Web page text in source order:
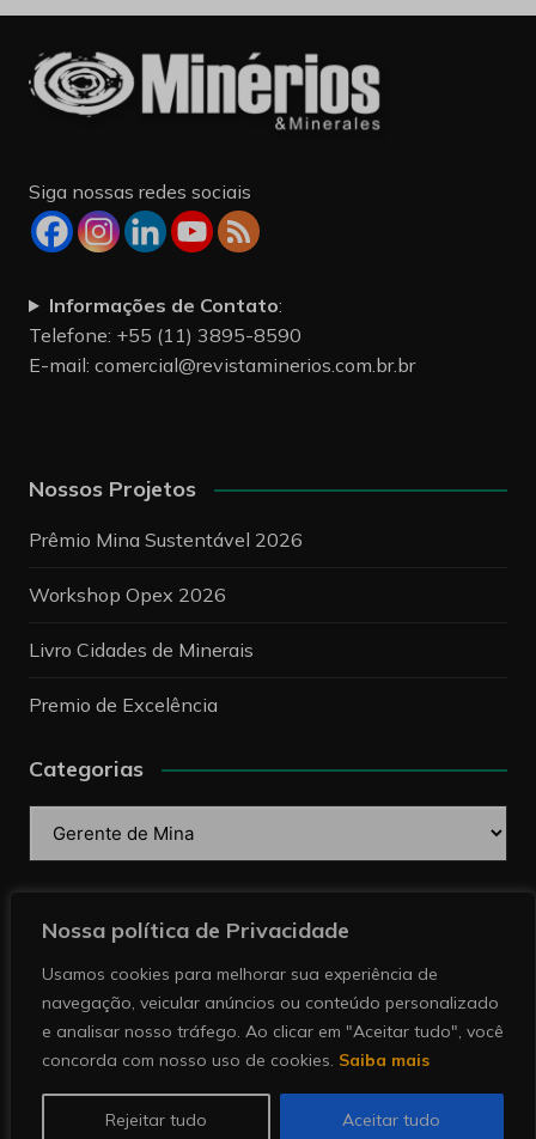
Nossa política de Privacidade
Usamos cookies para melhorar sua experiência de
navegação, veicular anúncios ou conteúdo personalizado
e analisar nosso tráfego. Ao clicar em "Aceitar tudo", você
concorda com nosso uso de cookies. Saiba mais
Rejeitar tudo Aceitar tudo
Siga nossas redes sociais
Informações de Contato:
Telefone: +55 (11) 3895-8590
E-mail: comercial@revistaminerios.com.br.br
Nossos Projetos
Prêmio Mina Sustentável 2026
Workshop Opex 2026
Livro Cidades de Minerais
Premio de Excelência
Categorias
mineração. Todos direitos reservados.